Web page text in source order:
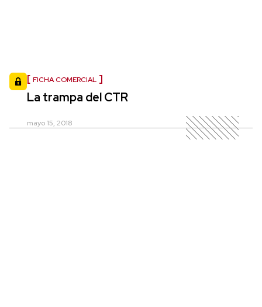
FICHA COMERCIAL
La trampa del CTR
mayo 15, 2018